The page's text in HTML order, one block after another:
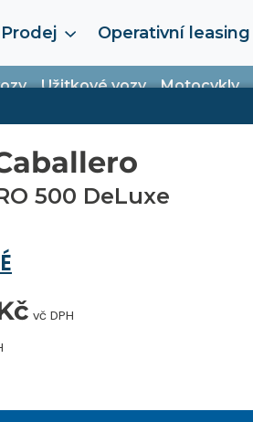
Prodej Operativní leasing
Užitkové vozy Motocykly
500 DeLuxe
vč DPH